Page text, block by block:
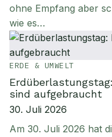
ohne Empfang aber
wie es…
ERDE & UMWELT
sind aufgebraucht
30. Juli 2026
Am 30. Juli 2026 hat